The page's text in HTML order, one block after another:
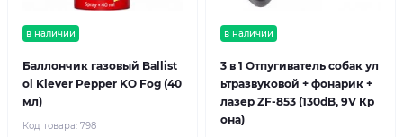
в наличии
Баллончик газовый Ballist
ol Klever Pepper KO Fog (40
мл)
Код товара: 798
в наличии
3 в 1 Отпугиватель собак ул
ьтразвуковой + фонарик +
лазер ZF-853 (130dB, 9V Кр
она)